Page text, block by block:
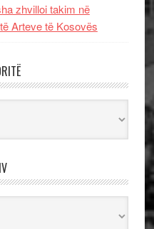
zhvilloi takim në
Arteve të Kosovës